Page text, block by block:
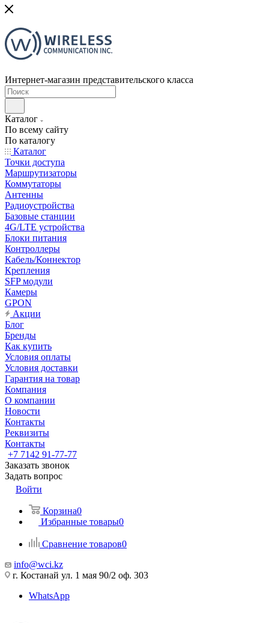
Интернет-магазин представительского класса
Каталог
По всему сайту
По каталогу
Каталог
Точки доступа
Маршрутизаторы
Коммутаторы
Антенны
Радиоустройства
Базовые станции
4G/LTE устройства
Блоки питания
Контроллеры
Кабель/Коннектор
Крепления
SFP модули
Камеры
GPON
Акции
Блог
Бренды
Как купить
Условия оплаты
Условия доставки
Гарантия на товар
Компания
О компании
Новости
Контакты
Реквизиты
Контакты
+7 7142 91-77-77
Заказать звонок
Задать вопрос
Войти
Корзина0
Избранные товары0
Сравнение товаров0
info@wci.kz
г. Костанай ул. 1 мая 90/2 оф. 303
WhatsApp